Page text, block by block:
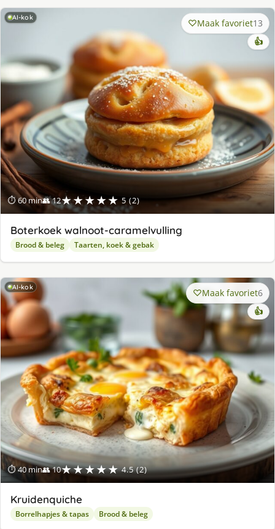
AI-kok
⏱ 60 min👥 12★★★★★ 5 (2)
Maak favoriet13
👍
Boterkoek walnoot-caramelvulling
Brood & beleg Taarten, koek & gebak
AI-kok
⏱ 40 min👥 10★★★★★ 4.5 (2)
Maak favoriet6
👍
Kruidenquiche
Borrelhapjes & tapas Brood & beleg